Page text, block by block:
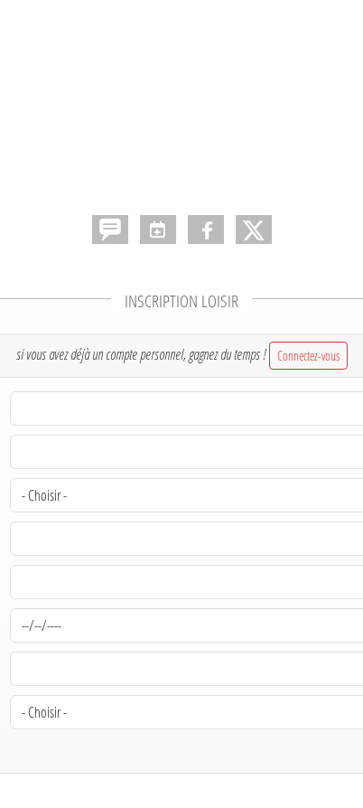
INSCRIPTION LOISIR
si vous avez déjà un compte personnel, gagnez du temps ! Connectez-vous